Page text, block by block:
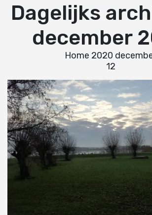
Dagelijks
december
Home 2020
12